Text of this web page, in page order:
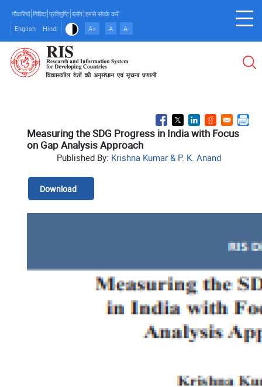
main
content
नौकरियां निविदा प्रतिपुष्टि ब्लॉग हमसे संपर्क करें
English
Hindi A+ A A-
Measuring the SDG Progress in India with Focus
on Gap Analysis Approach
Published By: Krishna Kumar & P. K. Anand
Download